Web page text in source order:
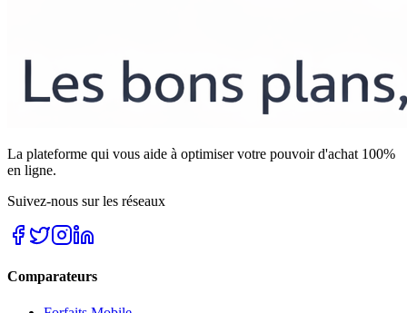
La plateforme qui vous aide à optimiser votre pouvoir d'achat 100%
en ligne.
Suivez-nous sur les réseaux
Comparateurs